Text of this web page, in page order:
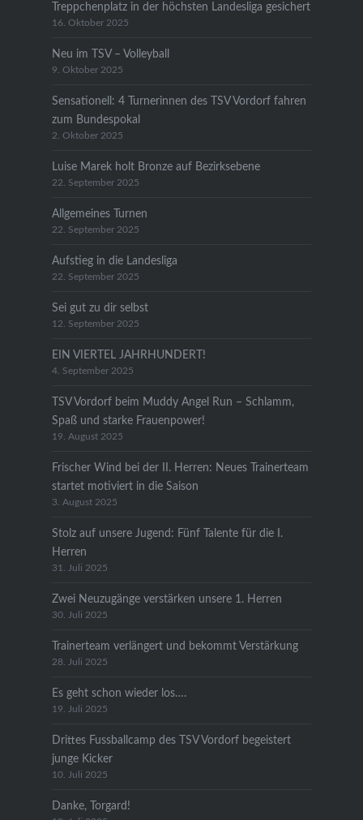
Treppchenplatz in der höchsten Landesliga gesichert
16. Oktober 2025
Neu im TSV – Volleyball
9. Oktober 2025
Sensationell: 4 Turnerinnen des TSV Vordorf fahren
zum Bundespokal
2. Oktober 2025
Luise Marek holt Bronze auf Bezirksebene
22. September 2025
Allgemeines Turnen
22. September 2025
Aufstieg in die Landesliga
22. September 2025
Sei gut zu dir selbst
12. September 2025
EIN VIERTEL JAHRHUNDERT!
4. September 2025
TSV Vordorf beim Muddy Angel Run – Schlamm,
Spaß und starke Frauenpower!
19. August 2025
Frischer Wind bei der II. Herren: Neues Trainerteam
startet motiviert in die Saison
3. August 2025
Stolz auf unsere Jugend: Fünf Talente für die I.
Herren
31. Juli 2025
Zwei Neuzugänge verstärken unsere 1. Herren
30. Juli 2025
Trainerteam verlängert und bekommt Verstärkung
28. Juli 2025
Es geht schon wieder los….
19. Juli 2025
Drittes Fussballcamp des TSV Vordorf begeistert
junge Kicker
10. Juli 2025
Danke, Torgard!